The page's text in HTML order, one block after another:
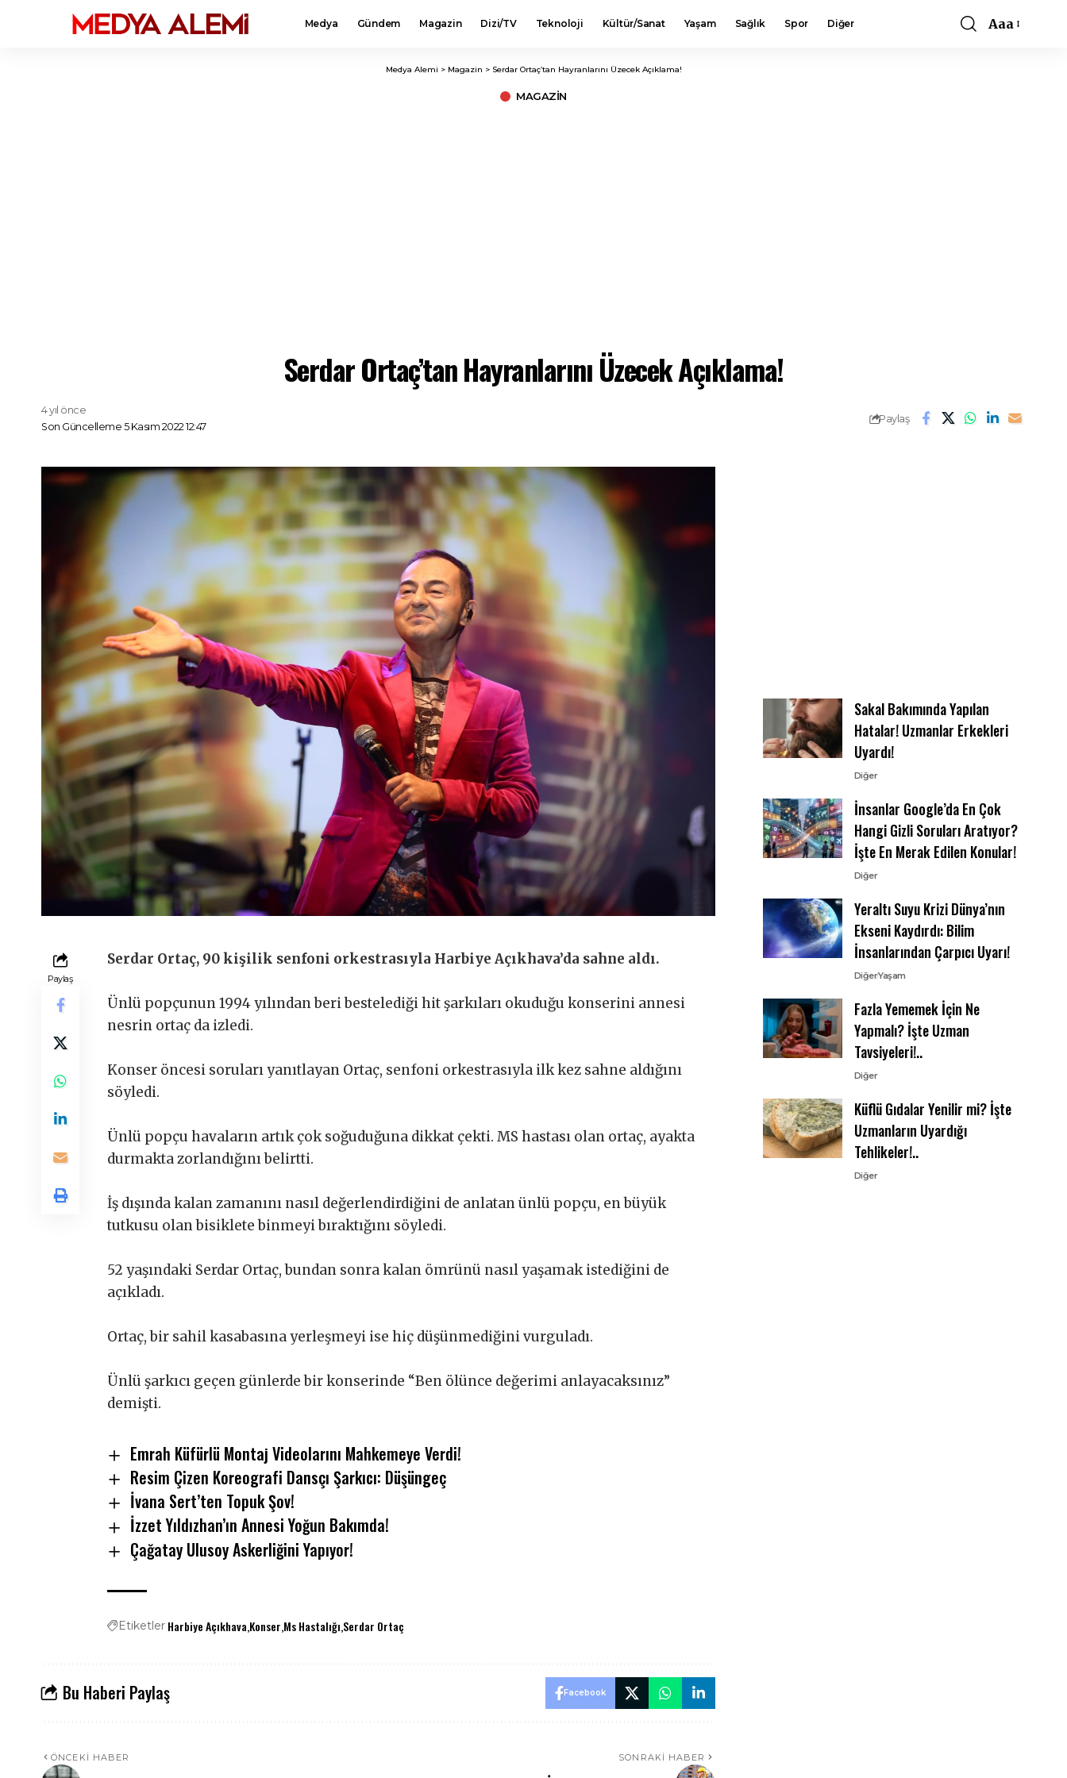
Medya Gündem Magazin Dizi/TV Teknoloji Kültür/Sanat Yaşam Sağlık Spor Diğer
Font
Aaa
Medya Alemi > Magazin > Serdar Ortaç’tan Hayranlarını Üzecek Açıklama!
MAGAZIN
Serdar Ortaç’tan Hayranlarını Üzecek Açıklama!
Son Güncelleme 5 Kasım 2022 12:47
4 yıl önce
Paylaş
Paylaş
Serdar Ortaç, 90 kişilik senfoni orkestrasıyla Harbiye Açıkhava’da sahne aldı.
Ünlü popçunun 1994 yılından beri bestelediği hit şarkıları okuduğu konserini annesi
nesrin ortaç da izledi.
Konser öncesi soruları yanıtlayan Ortaç, senfoni orkestrasıyla ilk kez sahne aldığını
söyledi.
Ünlü popçu havaların artık çok soğuduğuna dikkat çekti. MS hastası olan ortaç, ayakta
durmakta zorlandığını belirtti.
İş dışında kalan zamanını nasıl değerlendirdiğini de anlatan ünlü popçu, en büyük
tutkusu olan bisiklete binmeyi bıraktığını söyledi.
52 yaşındaki Serdar Ortaç, bundan sonra kalan ömrünü nasıl yaşamak istediğini de
açıkladı.
Ortaç, bir sahil kasabasına yerleşmeyi ise hiç düşünmediğini vurguladı.
Ünlü şarkıcı geçen günlerde bir konserinde “Ben ölünce değerimi anlayacaksınız”
demişti.
Emrah Küfürlü Montaj Videolarını Mahkemeye Verdi!
Resim Çizen Koreografi Dansçı Şarkıcı: Düşüngeç
İvana Sert’ten Topuk Şov!
İzzet Yıldızhan’ın Annesi Yoğun Bakımda!
Çağatay Ulusoy Askerliğini Yapıyor!
Etiketler Harbiye Açıkhava Konser Ms Hastalığı Serdar Ortaç
Bu Haberi Paylaş Facebook
ÖNCEKI HABER SONRAKI HABER
Sakal Bakımında Yapılan
Hatalar! Uzmanlar Erkekleri
Uyardı!
Diğer
İnsanlar Google’da En Çok
Hangi Gizli Soruları Aratıyor?
İşte En Merak Edilen Konular!
Diğer
Yeraltı Suyu Krizi Dünya’nın
Ekseni Kaydırdı: Bilim
İnsanlarından Çarpıcı Uyarı!
DiğerYaşam
Fazla Yememek İçin Ne
Yapmalı? İşte Uzman
Tavsiyeleri!..
Diğer
Küflü Gıdalar Yenilir mi? İşte
Uzmanların Uyardığı
Tehlikeler!..
Diğer